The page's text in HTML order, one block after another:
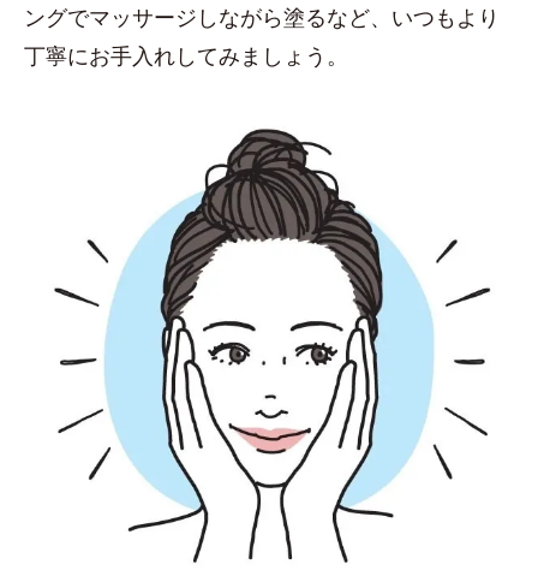
ングでマッサージしながら塗るなど、いつもより
丁寧にお手入れしてみましょう。